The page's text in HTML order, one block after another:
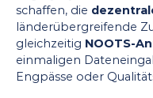
schaffen, die
länderübergreifende
gleichzeitig NOOTS-
einmaligen
Engpässe oder